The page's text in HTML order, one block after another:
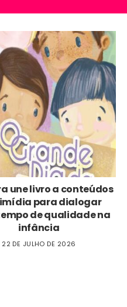
une livro a conteúdos
para dialogar
de qualidade na
infância
22 DE JULHO DE 2026